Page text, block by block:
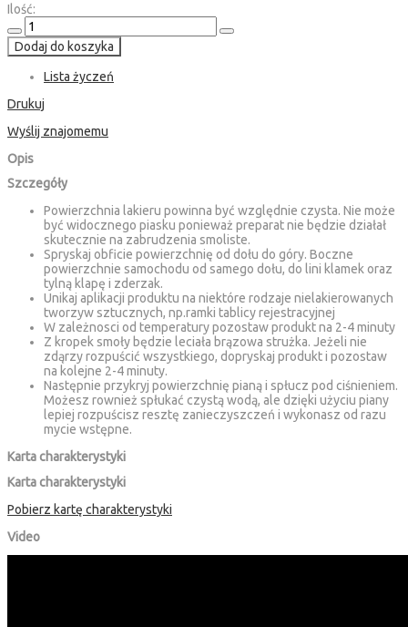
Ilość:
Dodaj do koszyka
Lista życzeń
Drukuj
Wyślij znajomemu
Opis
Szczegóły
Powierzchnia lakieru powinna być względnie czysta. Nie może
być widocznego piasku ponieważ preparat nie będzie działał
skutecznie na zabrudzenia smoliste.
Spryskaj obficie powierzchnię od dołu do góry. Boczne
powierzchnie samochodu od samego dołu, do lini klamek oraz
tylną klapę i zderzak.
Unikaj aplikacji produktu na niektóre rodzaje nielakierowanych
tworzyw sztucznych, np.ramki tablicy rejestracyjnej
W zależnosci od temperatury pozostaw produkt na 2-4 minuty
Z kropek smoły będzie leciała brązowa strużka. Jeżeli nie
zdąrzy rozpuścić wszystkiego, dopryskaj produkt i pozostaw
na kolejne 2-4 minuty.
Następnie przykryj powierzchnię pianą i spłucz pod ciśnieniem.
Możesz rownież spłukać czystą wodą, ale dzięki użyciu piany
lepiej rozpuścisz resztę zanieczyszczeń i wykonasz od razu
mycie wstępne.
Karta charakterystyki
Karta charakterystyki
Pobierz kartę charakterystyki
Video